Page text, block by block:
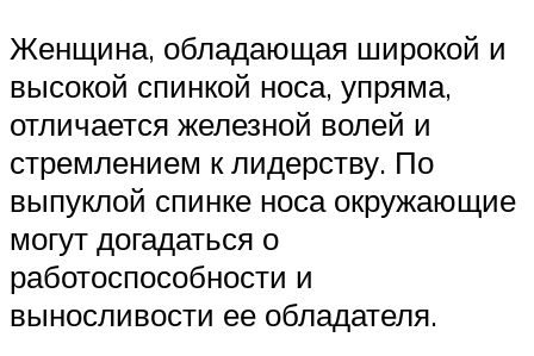
Женщина, обладающая широкой и
высокой спинкой носа, упряма,
отличается железной волей и
стремлением к лидерству. По
выпуклой спинке носа окружающие
могут догадаться о
работоспособности и
выносливости ее обладателя.